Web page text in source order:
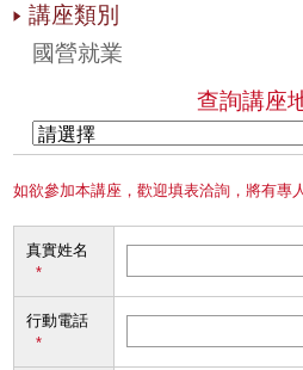
講座類別
國營就業
查詢講座
如欲參加本講座，歡迎填表洽詢，將有專
真實姓名
*
行動電話
*